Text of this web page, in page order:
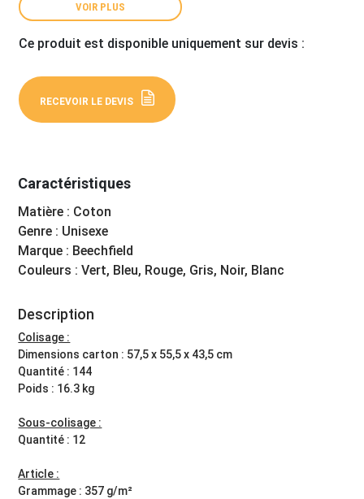
VOIR PLUS
Ce produit est disponible uniquement sur devis :
RECEVOIR LE DEVIS
Caractéristiques
Matière : Coton
Genre : Unisexe
Marque : Beechfield
Couleurs : Vert, Bleu, Rouge, Gris, Noir, Blanc
Description
Colisage :
Dimensions carton : 57,5 x 55,5 x 43,5 cm
Quantité : 144
Poids : 16.3 kg
Sous-colisage :
Quantité : 12
Article :
Grammage : 357 g/m²